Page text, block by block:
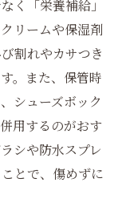
く「栄養補給」
リームや保湿剤
割れやカサつき
。また、保管時
シューズボック
用するのがおす
シや防水スプレ
とで、傷めずに